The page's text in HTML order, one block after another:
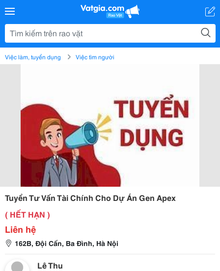
Việc làm, tuyển dụng Việc tìm người
Tuyển Tư Vấn Tài Chính Cho Dự Án Gen Apex
( HẾT HẠN )
Liên hệ
162B, Đội Cấn, Ba Đình, Hà Nội
Lê Thu